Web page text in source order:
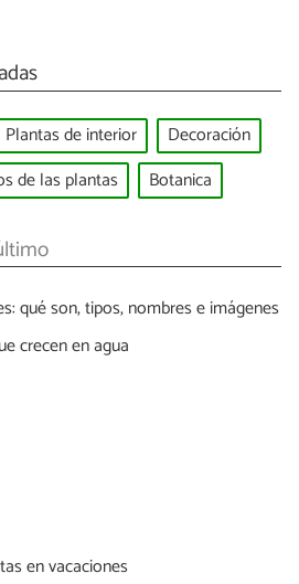
Plantas de interior
Decoración
de las plantas
Botanica
qué son, tipos, nombres e imágenes
crecen en agua
en vacaciones